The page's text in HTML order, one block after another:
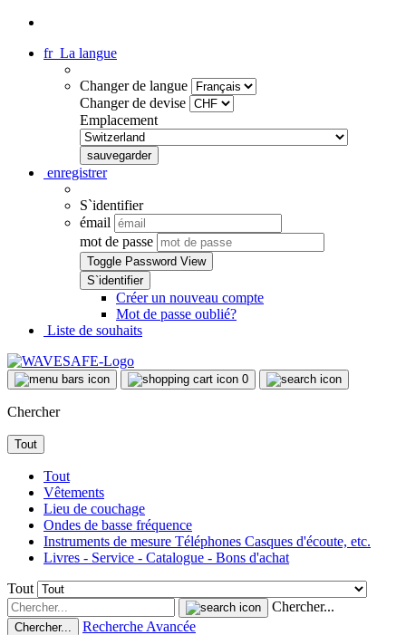
fr La langue
Changer de langue
Changer de devise
Emplacement
enregistrer
S`identifier
émail
mot de passe
Toggle Password View
Créer un nouveau compte
Mot de passe oublié?
Liste de souhaits
0
Chercher
Tout
Tout
Vêtements
Lieu de couchage
Ondes de basse fréquence
Instruments de mesure Téléphones Casques d'écoute, etc.
Livres - Service - Catalogue - Bons d'achat
Tout
Chercher...
Chercher... Recherche Avancée